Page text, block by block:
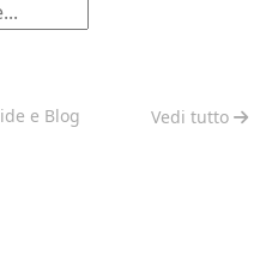
e Blog Vedi tutto